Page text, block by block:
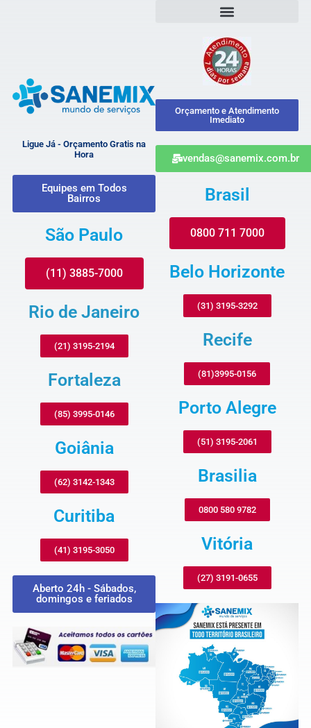
Ligue Já - Orçamento Gratis na
Hora
Equipes em Todos
Bairros
São Paulo
(11) 3885-7000
Rio de Janeiro
(21) 3195-2194
Fortaleza
(85) 3995-0146
Goiânia
(62) 3142-1343
Curitiba
(41) 3195-3050
Aberto 24h - Sábados,
domingos e feriados
Orçamento e Atendimento
Imediato
vendas@sanemix.com.br
Brasil
0800 711 7000
Belo Horizonte
(31) 3195-3292
Recife
(81)3995-0156
Porto Alegre
(51) 3195-2061
Brasilia
0800 580 9782
Vitória
(27) 3191-0655